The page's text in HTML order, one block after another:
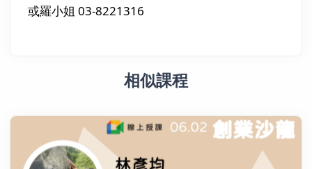
或羅小姐 03-8221316
相似課程